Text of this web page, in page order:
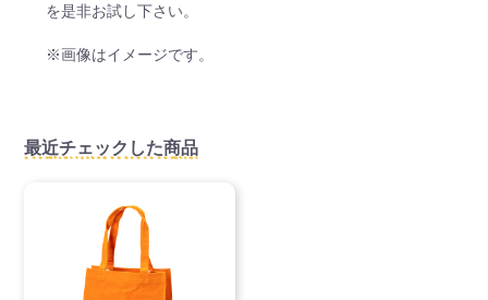
を是非お試し下さい。
※画像はイメージです。
最近チェックした商品